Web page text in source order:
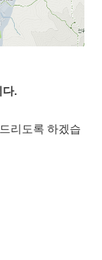
다.
리도록 하겠습